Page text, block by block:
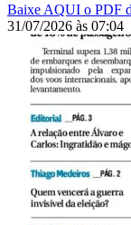
Baixe AQUI o PDF
31/07/2026 às 07:04